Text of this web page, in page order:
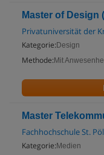
Master of Design
Privatuniversität der
Kategorie: Design
Methode: Mit
Master
Fachhochschule St.
Kategorie: Medien